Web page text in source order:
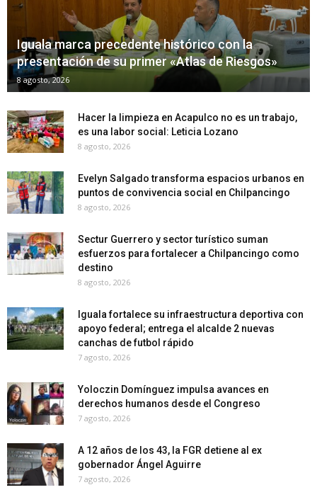
Iguala marca precedente histórico con la
presentación de su primer «Atlas de Riesgos»
8 agosto, 2026
Hacer la limpieza en Acapulco no es un trabajo,
es una labor social: Leticia Lozano
8 agosto, 2026
Evelyn Salgado transforma espacios urbanos en
puntos de convivencia social en Chilpancingo
8 agosto, 2026
Sectur Guerrero y sector turístico suman
esfuerzos para fortalecer a Chilpancingo como
destino
8 agosto, 2026
Iguala fortalece su infraestructura deportiva con
apoyo federal; entrega el alcalde 2 nuevas
canchas de futbol rápido
7 agosto, 2026
Yoloczin Domínguez impulsa avances en
derechos humanos desde el Congreso
7 agosto, 2026
A 12 años de los 43, la FGR detiene al ex
gobernador Ángel Aguirre
7 agosto, 2026